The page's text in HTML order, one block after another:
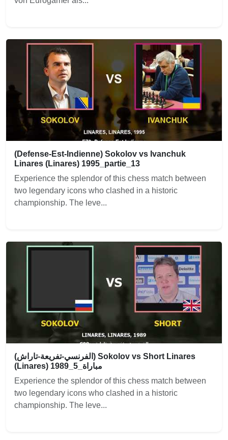
(Defense-Est-Indienne) Sokolov vs Ivanchuk
Linares (Linares) 1995_partie_13
Experience the splendor of this chess match between
two legendary icons who clashed in a historic
championship. The leve...
(الفرنسي-تفريعة-تاراش) Sokolov vs Short Linares
(Linares) 1989_مباراة_5
Experience the splendor of this chess match between
two legendary icons who clashed in a historic
championship. The leve...